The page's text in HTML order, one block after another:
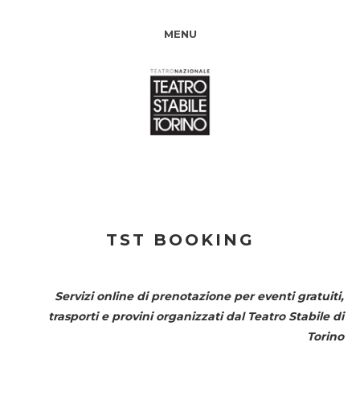
MENU
TST BOOKING
Servizi online di prenotazione per eventi gratuiti,
trasporti e provini organizzati dal Teatro Stabile di
Torino